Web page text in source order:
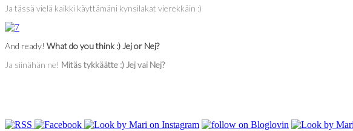
Ja tässä vielä kaikki käyttämäni kynsilakat vierekkäin :)
And ready! What do you think :) Jej or Nej?
Ja siinähän ne! Mitäs tykkäätte :) Jej vai Nej?